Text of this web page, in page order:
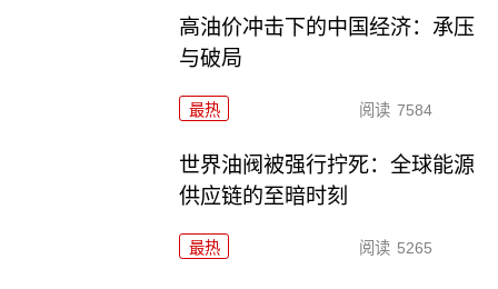
高油价冲击下的中国经济：承压
与破局
最热 阅读 7584
世界油阀被强行拧死：全球能源
供应链的至暗时刻
最热 阅读 5265